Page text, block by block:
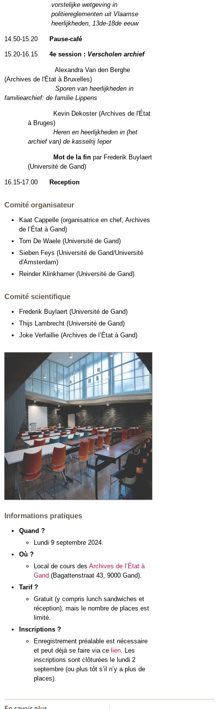
vorstelijke wetgeving in
politiereglementen uit Vlaamse
heerlijkheden, 13de-18de eeuw
14.50-15.20 Pause-café
15.20-16.15 4e session : Verscholen archief
Alexandra Van den Berghe
(Archives de l'État à Bruxelles)
Sporen van heerlijkheden in
familiearchief: de familie Lippens
Kevin Dekoster (Archives de l'État
à Bruges)
Heren en heerlijkheden in (het
archief van) de kasselrij Ieper
Mot de la fin par Frederik Buylaert
(Université de Gand)
16.15-17.00 Reception
Comité organisateur
Kaat Cappelle (organisatrice en chef, Archives
de l’État à Gand)
Tom De Waele (Université de Gand)
Sieben Feys (Université de Gand/Université
d'Amsterdam)
Reinder Klinkhamer (Université de Gand)
Comité scientifique
Frederik Buylaert (Université de Gand)
Thijs Lambrecht (Université de Gand)
Joke Verfaillie (Archives de l’État à Gand)
Informations pratiques
Quand ?
Lundi 9 septembre 2024.
Où ?
Local de cours des Archives de l’État à
Gand(Bagattenstraat 43, 9000 Gand).
Tarif ?
Gratuit (y compris lunch sandwiches et
réception), mais le nombre de places est
limité.
Inscriptions ?
Enregistrement préalable est nécessaire
et peut déjà se faire via ce lien. Les
inscriptions sont clôturées le lundi 2
septembre (ou plus tôt s’il n’y a plus de
places).